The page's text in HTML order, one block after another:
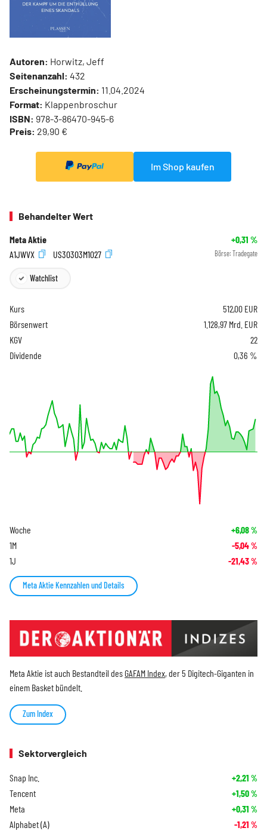
Autoren: Horwitz, Jeff
Seitenanzahl: 432
Erscheinungstermin: 11.04.2024
Format: Klappenbroschur
ISBN: 978-3-86470-945-6
Preis: 29,90 €
Im Shop kaufen
Behandelter Wert
Meta Aktie +0,31 %
A1JWVX
US30303M1027 Börse: Tradegate
Watchlist
Kurs 512,00 EUR
Börsenwert
1.128,97 Mrd. EUR
KGV
22
Dividende
0,36 %
Woche +6,08%
1M -5,04%
1J -21,43%
Meta Aktie Kennzahlen und Details
Meta Aktie ist auch Bestandteil desGAFAM Index, der 5 Digitech-Giganten in
einem Basket bündelt.
Zum Index
Sektorvergleich
Snap Inc. +2,21 %
Tencent +1,50%
Meta +0,31 %
Alphabet (A) -1,21 %